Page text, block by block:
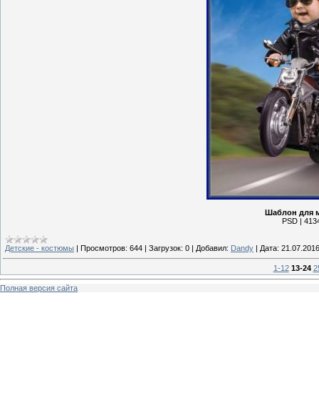
Шаблон для
PSD |
Детские - костюмы | Просмотров: 644 | Загрузок: 0 | Добавил: Dandy | Дата: 21.07.2016
1-12 13-24
Полная версия сайта